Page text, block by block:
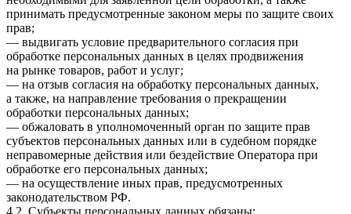
принимать предусмотренные законом меры по защите своих
прав;
— выдвигать условие предварительного согласия при
обработке персональных данных в целях продвижения
на рынке товаров, работ и услуг;
— на отзыв согласия на обработку персональных данных,
а также, на направление требования о прекращении
обработки персональных данных;
— обжаловать в уполномоченный орган по защите прав
субъектов персональных данных или в судебном порядке
неправомерные действия или бездействие Оператора при
обработке его персональных данных;
— на осуществление иных прав, предусмотренных
законодательством РФ.